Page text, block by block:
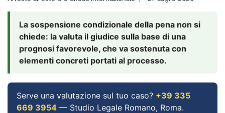
La sospensione condizionale della pena non si
chiede: la valuta il giudice sulla base di una
prognosi favorevole, che va sostenuta con
elementi concreti portati al processo.
Serve una valutazione sul tuo caso? +39 335
669 3954 — Studio Legale Romano, Roma.